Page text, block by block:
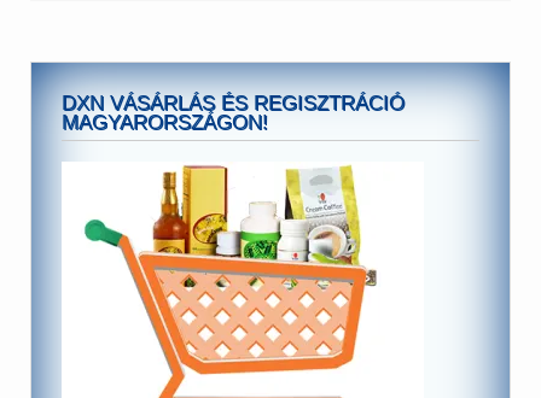
DXN VÁSÁRLÁS ÉS REGISZTRÁCIÓ
MAGYARORSZÁGON!